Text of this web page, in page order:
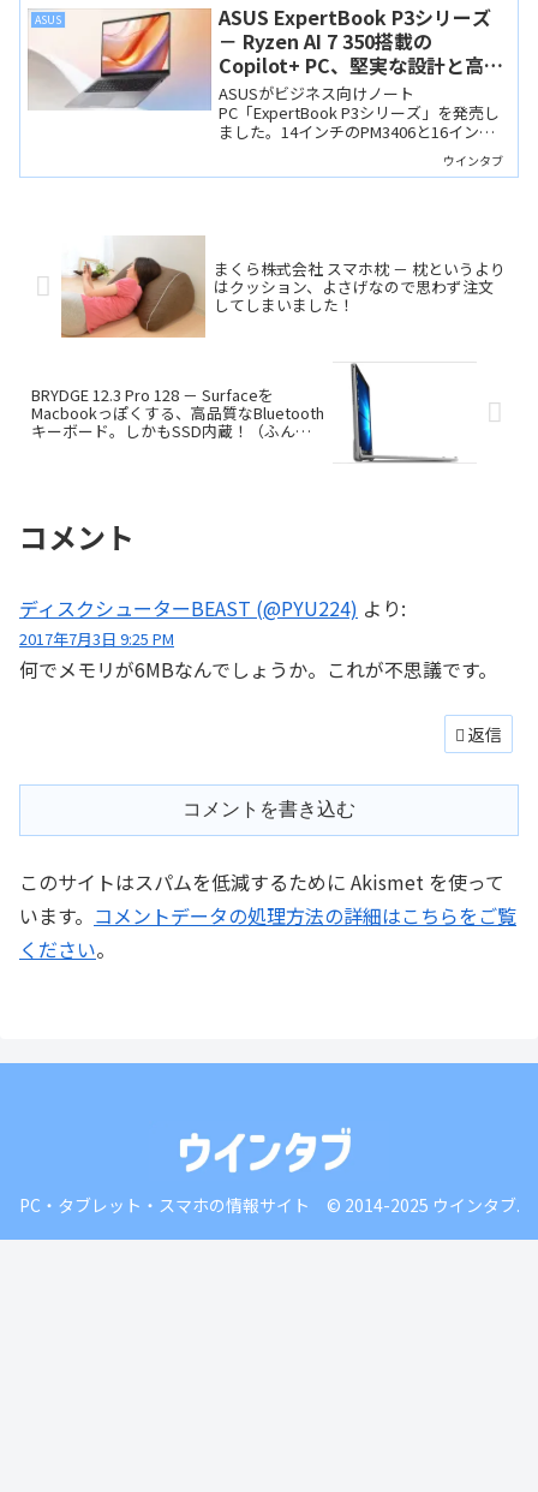
ASUS
ASUS ExpertBook P3シリーズ
－ Ryzen AI 7 350搭載の
Copilot+ PC、堅実な設計と高コ
スパのビジネスノート
ASUSがビジネス向けノート
PC「ExpertBook P3シリーズ」を発売し
ました。14インチのPM3406と16インチ
のPM3606があり、いずれもRyzen AI 7
350を搭載するCopilot+ PCです。派手な
ウインタブ
まくら株式会社 スマホ枕 － 枕というより
はクッション、よさげなので思わず注文
してしまいました！
BRYDGE 12.3 Pro 128 － Surfaceを
Macbookっぽくする、高品質なBluetooth
キーボード。しかもSSD内蔵！（ふん
コメント
ディスクシューターBEAST (@PYU224) より:
2017年7月3日 9:25 PM
何でメモリが6MBなんでしょうか。これが不思議です。
返信
コメントを書き込む
このサイトはスパムを低減するために Akismet を使って
います。 コメントデータの処理方法の詳細はこちらをご覧
ください。
PC・タブレット・スマホの情報サイト © 2014-2025 ウインタブ.